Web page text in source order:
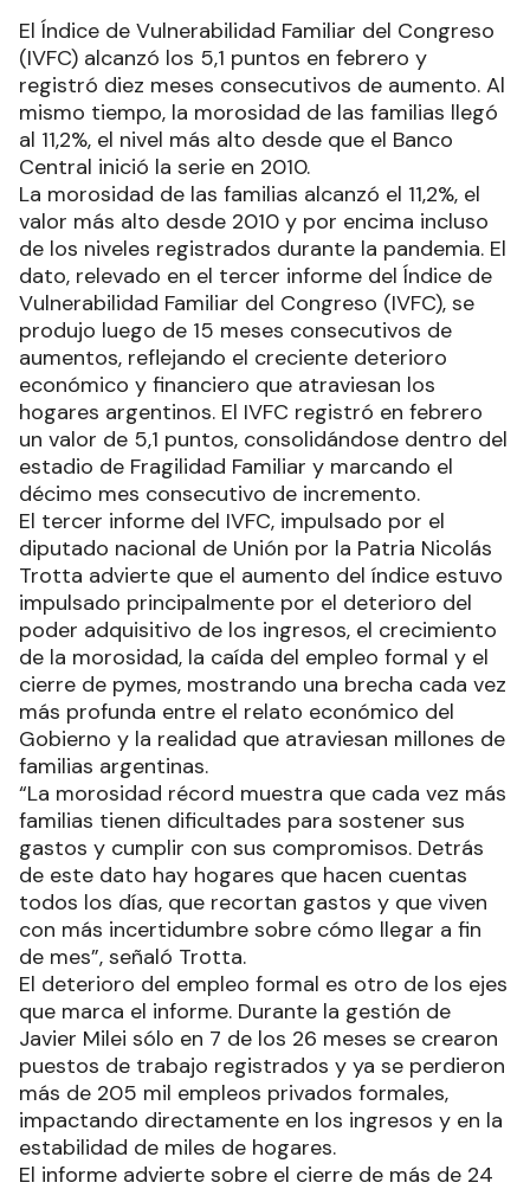
El Índice de Vulnerabilidad Familiar del Congreso
(IVFC) alcanzó los 5,1 puntos en febrero y
registró diez meses consecutivos de aumento. Al
mismo tiempo, la morosidad de las familias llegó
al 11,2%, el nivel más alto desde que el Banco
Central inició la serie en 2010.
La morosidad de las familias alcanzó el 11,2%, el
valor más alto desde 2010 y por encima incluso
de los niveles registrados durante la pandemia. El
dato, relevado en el tercer informe del Índice de
Vulnerabilidad Familiar del Congreso (IVFC), se
produjo luego de 15 meses consecutivos de
aumentos, reflejando el creciente deterioro
económico y financiero que atraviesan los
hogares argentinos. El IVFC registró en febrero
un valor de 5,1 puntos, consolidándose dentro del
estadio de Fragilidad Familiar y marcando el
décimo mes consecutivo de incremento.
El tercer informe del IVFC, impulsado por el
diputado nacional de Unión por la Patria Nicolás
Trotta advierte que el aumento del índice estuvo
impulsado principalmente por el deterioro del
poder adquisitivo de los ingresos, el crecimiento
de la morosidad, la caída del empleo formal y el
cierre de pymes, mostrando una brecha cada vez
más profunda entre el relato económico del
Gobierno y la realidad que atraviesan millones de
familias argentinas.
“La morosidad récord muestra que cada vez más
familias tienen dificultades para sostener sus
gastos y cumplir con sus compromisos. Detrás
de este dato hay hogares que hacen cuentas
todos los días, que recortan gastos y que viven
con más incertidumbre sobre cómo llegar a fin
de mes”, señaló Trotta.
El deterioro del empleo formal es otro de los ejes
que marca el informe. Durante la gestión de
Javier Milei sólo en 7 de los 26 meses se crearon
puestos de trabajo registrados y ya se perdieron
más de 205 mil empleos privados formales,
impactando directamente en los ingresos y en la
estabilidad de miles de hogares.
El informe advierte sobre el cierre de más de 24